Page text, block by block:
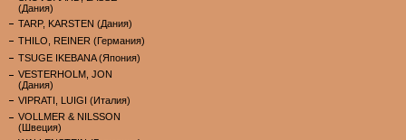
(Дания)
TARP, KARSTEN (Дания)
THILO, REINER (Германия)
TSUGE IKEBANA (Япония)
VESTERHOLM, JON
(Дания)
VIPRATI, LUIGI (Италия)
VOLLMER & NILSSON
(Швеция)